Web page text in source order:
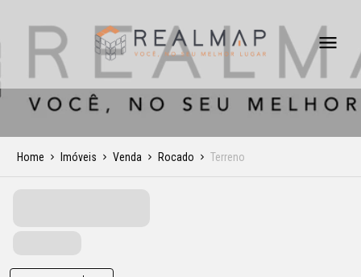
Home Imóveis Venda Rocado Terreno